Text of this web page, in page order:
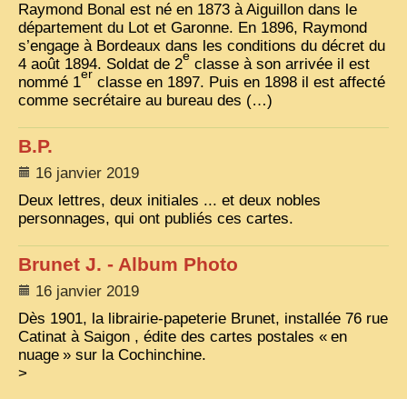
L’ ACTU
2025 LAOS 1950 CPSM
2026 PERI, VIÊT-CONG
VIETNAM
DÊ THAM
MUSÉES
ALBUMS FAMILLE
EN
Raymond Bonal est né en 1873 à Aiguillon dans le
département du Lot et Garonne. En 1896, Raymond
s’engage à Bordeaux dans les conditions du décret du
4 août 1894. Soldat de 2e classe à son arrivée il est
nommé 1er classe en 1897. Puis en 1898 il est affecté
comme secrétaire au bureau des (…)
B.P.
16 janvier 2019
Deux lettres, deux initiales ... et deux nobles
personnages, qui ont publiés ces cartes.
Brunet J. - Album Photo
16 janvier 2019
Dès 1901, la librairie-papeterie Brunet, installée 76 rue
Catinat à Saigon , édite des cartes postales « en
nuage » sur la Cochinchine.
>